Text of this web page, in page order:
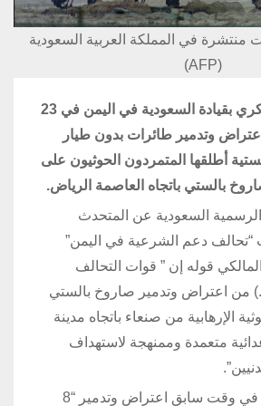
منتشرة في المملكة العربية السعودية
(AFP)
أعلن التحالف العسكري بقيادة السعودية في اليمن في 23
وتدمير طائرات بدون طيار
أطلقها المتمردون الحوثيون على
بالستي باتجاه العاصمة الرياض.
الرسمية السعودية عن المتحدث
“تحالف دعم الشرعية في اليمن”
قوله إن ” قوات التحالف
من اعتراض وتدمير صاروخ بالستي
الإرهابية من صنعاء باتجاه مدينة
متعمدة وممنهجة لاستهداف
وكان التحالف أعلن في وقت سابق اعتراض وتدمير “8